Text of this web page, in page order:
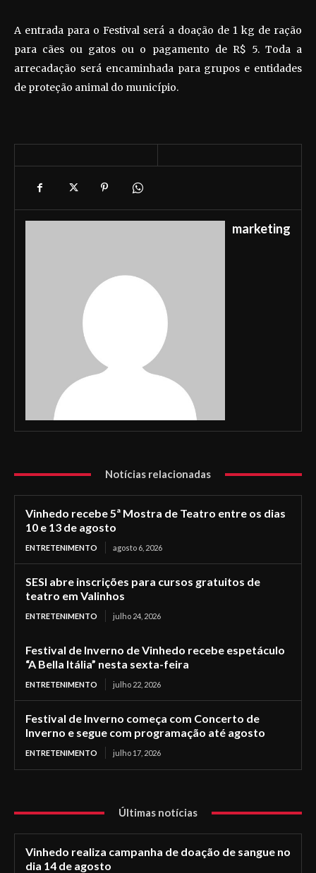
A entrada para o Festival será a doação de 1 kg de ração
para cães ou gatos ou o pagamento de R$ 5. Toda a
arrecadação será encaminhada para grupos e entidades
de proteção animal do município.
marketing
Notícias relacionadas
Vinhedo recebe 5ª Mostra de Teatro entre os dias
10 e 13 de agosto
ENTRETENIMENTO agosto 6, 2026
SESI abre inscrições para cursos gratuitos de
teatro em Valinhos
ENTRETENIMENTO julho 24, 2026
Festival de Inverno de Vinhedo recebe espetáculo
“A Bella Itália” nesta sexta-feira
ENTRETENIMENTO julho 22, 2026
Festival de Inverno começa com Concerto de
Inverno e segue com programação até agosto
ENTRETENIMENTO julho 17, 2026
Últimas notícias
Vinhedo realiza campanha de doação de sangue no
dia 14 de agosto